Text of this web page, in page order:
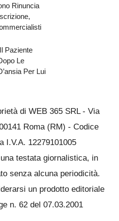
Rinuncia
Paziente
Le
Per Lui
di WEB 365 SRL - Via
Roma (RM) - Codice
I.V.A. 12279101005
testata giornalistica, in
senza alcuna periodicità.
un prodotto editoriale
n. 62 del 07.03.2001